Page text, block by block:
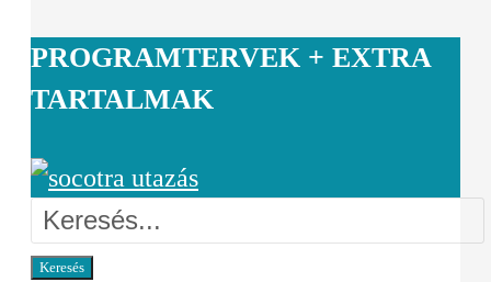
PROGRAMTERVEK + EXTRA
TARTALMAK
Keresés